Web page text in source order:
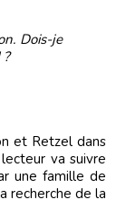
Dois-je
et Retzel dans
va suivre
une famille de
recherche de la